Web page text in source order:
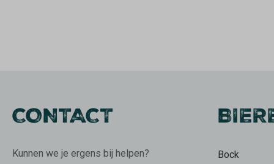
CONTACT
Kunnen we je ergens bij helpen? Bock